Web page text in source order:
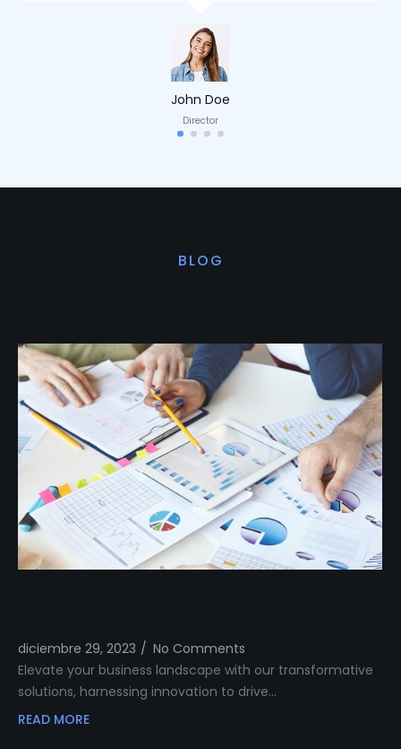
John Doe
Director
BLOG
diciembre 29, 2023 / No Comments
Elevate your business landscape with our transformative
solutions, harnessing innovation to drive…
READ MORE